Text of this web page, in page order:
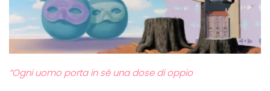
“Ogni uomo porta in sé una dose di oppio